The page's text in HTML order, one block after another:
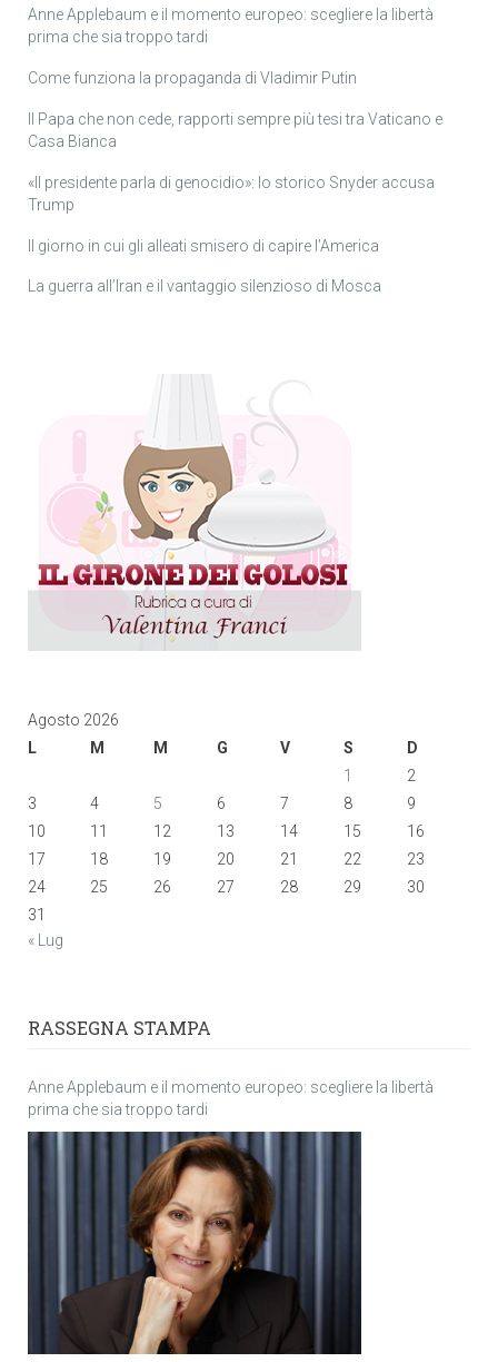
Anne Applebaum e il momento europeo: scegliere la libertà
prima che sia troppo tardi
Come funziona la propaganda di Vladimir Putin
Il Papa che non cede, rapporti sempre più tesi tra Vaticano e
Casa Bianca
«Il presidente parla di genocidio»: lo storico Snyder accusa
Trump
Il giorno in cui gli alleati smisero di capire l’America
La guerra all’Iran e il vantaggio silenzioso di Mosca
Agosto 2026
L
M M G V S
D
1
2
3
4 5 6 7 8
9
10
11 12 13 14 15
16
17
18 19 20 21 22
23
24
25 26 27 28 29
30
31
« Lug
RASSEGNA STAMPA
Anne Applebaum e il momento europeo: scegliere la libertà
prima che sia troppo tardi